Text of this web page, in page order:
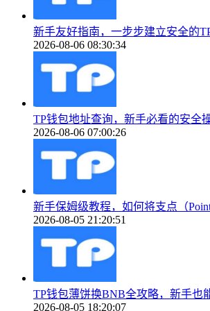
新手友好指南，一步步建立安全的
2026-08-06 08:30:34
TP钱包地址查询，新手必看的安全
2026-08-06 07:00:26
新手保姆级教程，如何将支点（
2026-08-05 21:20:51
TP钱包薄饼换BNB全攻略，新手也
2026-08-05 18:20:07